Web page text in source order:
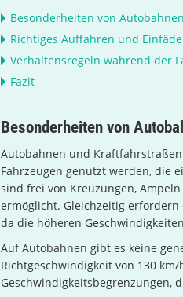
Besonderheiten von
Richtiges Auffahren und
Verhaltensregeln während der
Fazit
Besonderheiten von
Autobahnen und
Fahrzeugen genutzt werden, die
sind frei von Kreuzungen,
ermöglicht. Gleichzeitig
da die höheren
Auf Autobahnen gibt es keine
Richtgeschwindigkeit von 130
Geschwindigkeitsbegrenzungen,